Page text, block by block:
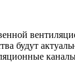
будут